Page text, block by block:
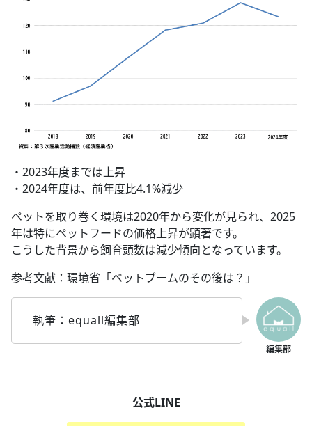
・2023年度までは上昇
・2024年度は、前年度比4.1%減少
ペットを取り巻く環境は2020年から変化が見られ、2025
年は特にペットフードの価格上昇が顕著です。
こうした背景から飼育頭数は減少傾向となっています。
参考文献：環境省「ペットブームのその後は？」
執筆：equall編集部
公式LINE